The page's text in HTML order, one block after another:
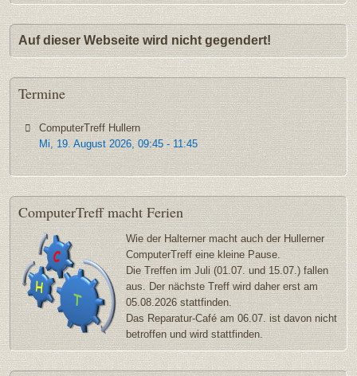
Auf dieser Webseite wird nicht gegendert!
Termine
ComputerTreff Hullern
Mi, 19. August 2026,09:45-11:45
ComputerTreffmacht Ferien
Wie der Halterner macht auch der Hullerner
ComputerTreff eine kleine Pause.
Die Treffen im Juli (01.07. und 15.07.) fallen
aus. Der nächste Treff wird daher erst am
05.08.2026 stattfinden.
Das Reparatur-Café am 06.07. ist davon nicht
betroffen und wird stattfinden.